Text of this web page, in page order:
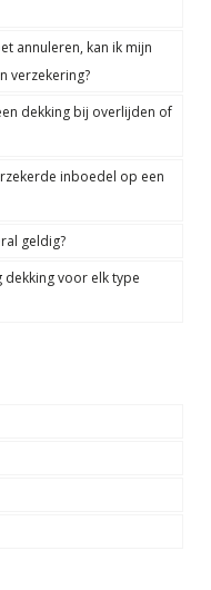
annuleren, kan ik mijn
verzekering?
dekking bij overlijden of
inboedel op een
geldig?
voor elk type